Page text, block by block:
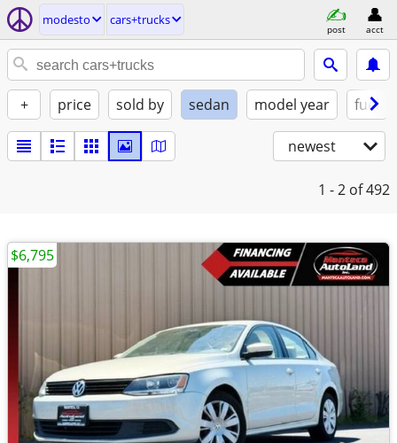
modesto cars+trucks
post acct
+ price sold by sedan model year fuel
newest
1 - 2 of 492
$6,795